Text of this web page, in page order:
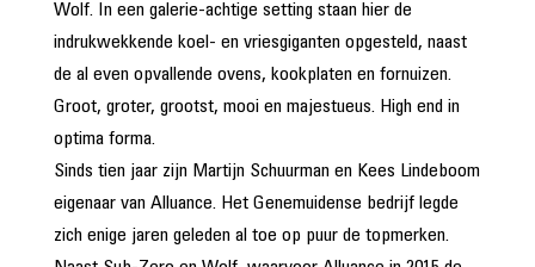
Wolf. In een galerie-achtige setting staan hier de
indrukwekkende koel- en vriesgiganten opgesteld, naast
de al even opvallende ovens, kookplaten en fornuizen.
Groot, groter, grootst, mooi en majestueus. High end in
optima forma.
Sinds tien jaar zijn Martijn Schuurman en Kees Lindeboom
eigenaar van Alluance. Het Genemuidense bedrijf legde
zich enige jaren geleden al toe op puur de topmerken.